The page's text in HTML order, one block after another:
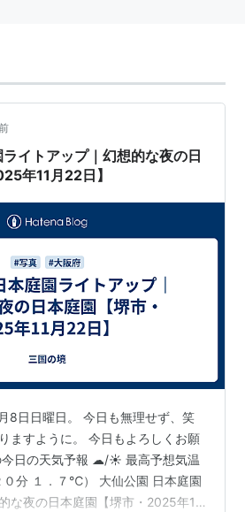
イトアップ｜幻想的な夜の日
年11月22日】
8日日曜日。 今日も無理せず、笑
ますように。 今日もよろしくお願
今日の天気予報 ☁/☀ 最高予想気温
分 １．７℃） 大仙公園 日本庭園
な夜の日本庭園【堺市・2025年11